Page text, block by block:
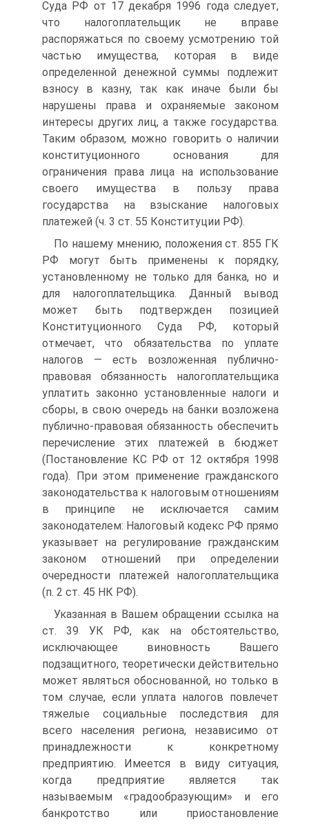
Суда РФ от 17 декабря 1996 года следует,
что налогоплательщик не вправе
распоряжаться по своему усмотрению той
частью имущества, которая в виде
определенной денежной суммы подлежит
взносу в казну, так как иначе были бы
нарушены права и охраняемые законом
интересы других лиц, а также государства.
Таким образом, можно говорить о наличии
конституционного основания для
ограничения права лица на использование
своего имущества в пользу права
государства на взыскание налоговых
платежей (ч. 3 ст. 55 Конституции РФ).
По нашему мнению, положения ст. 855 ГК
РФ могут быть применены к порядку,
установленному не только для банка, но и
для налогоплательщика. Данный вывод
может быть подтвержден позицией
Конституционного Суда РФ, который
отмечает, что обязательства по уплате
налогов — есть возложенная публично-
правовая обязанность налогоплательщика
уплатить законно установленные налоги и
сборы, в свою очередь на банки возложена
публично-правовая обязанность обеспечить
перечисление этих платежей в бюджет
(Постановление КС РФ от 12 октября 1998
года). При этом применение гражданского
законодательства к налоговым отношениям
в принципе не исключается самим
законодателем: Налоговый кодекс РФ прямо
указывает на регулирование гражданским
законом отношений при определении
очередности платежей налогоплательщика
(п. 2 ст. 45 НК РФ).
Указанная в Вашем обращении ссылка на
ст. 39 УК РФ, как на обстоятельство,
исключающее виновность Вашего
подзащитного, теоретически действительно
может являться обоснованной, но только в
том случае, если уплата налогов повлечет
тяжелые социальные последствия для
всего населения региона, независимо от
принадлежности к конкретному
предприятию. Имеется в виду ситуация,
когда предприятие является так
называемым «градообразующим» и его
банкротство или приостановление